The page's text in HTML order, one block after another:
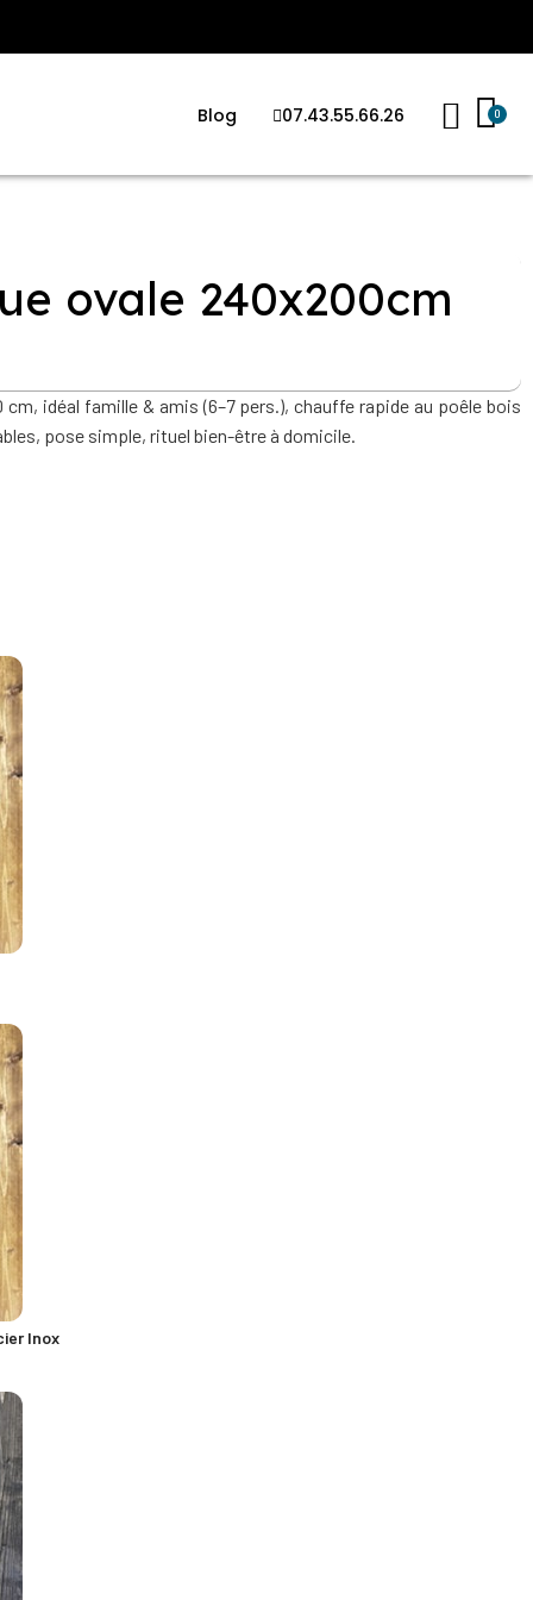
Blog 07.43.55.66.26
ovale 240x200cm
cm, idéal famille & amis (6–7 pers.), chauffe rapide au poêle bois
pose simple, rituel bien-être à domicile.
Inox